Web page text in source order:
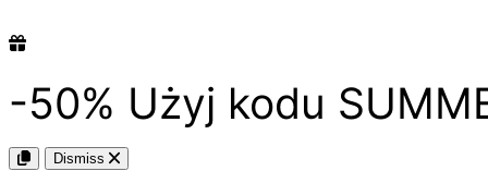
-50% Użyj kodu
Dismiss